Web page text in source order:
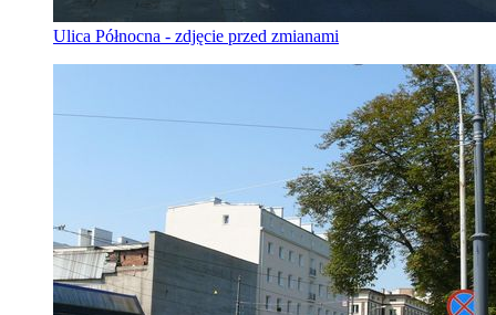
Ulica Północna - zdjęcie przed zmianami